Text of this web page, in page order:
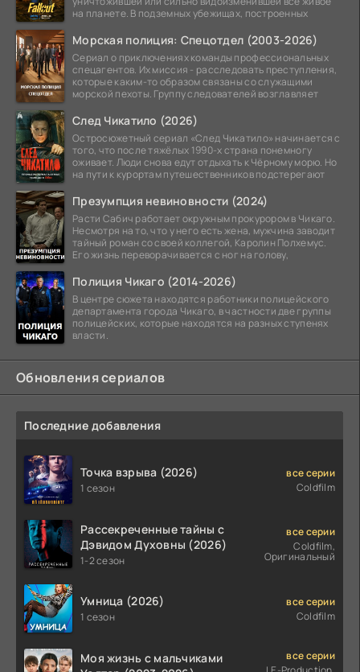
на планете. В подземных убежищах, построенных
Морская полиция: Спецотдел (2003-2026)
Сериал о приключениях команды профессиональных
спецагентов. Их миссия - расследовать преступления,
которые каким-то образом связаны со служащими
морской пехоты. Группу следователей возглавляет
След Чикатило (2026)
Остросюжетный сериал «След Чикатило» начинается с
того, что после тяжёлых 1990-х страна понемногу
оживает. Люди снова едут отдыхать к Чёрному морю. Но
на пути к курортам путешественников подстерегают
Презумпция невиновности (2024)
Расти Сабич работает окружным прокурором в Чикаго.
Несмотря на то, что у него есть жена, мужчина заводит
тайный роман со своей коллегой, Каролин Полхемус.
Его жизнь переворачивается с ног на голову,
Полиция Чикаго (2014-2026)
В центре сюжета находятся работники полицейского
департамента города Чикаго, в частности две группы
полицейских, которые находятся на разных ступенях
власти.
Обновления сериалов
Последние добавления
Точка взрыва (2026)
1 сезон
все серии
Coldfilm
Рассекреченные тайны с
Дэвидом Духовны (2026)
1-2 сезон
все серии
Coldfilm,
Оригинальный
Умница (2026)
1 сезон
все серии
Coldfilm
Моя жизнь с мальчиками
все серии